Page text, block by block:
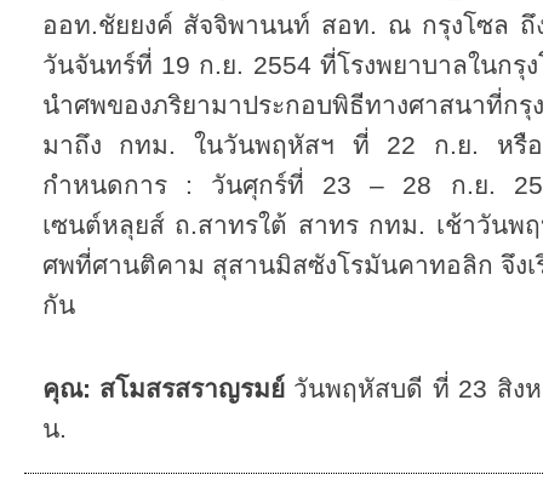
ออท.ชัยยงค์ สัจจิพานนท์ สอท. ณ กรุงโซล ถึ
วันจันทร์ที่ 19 ก.ย. 2554 ที่โรงพยาบาลในกรุ
นำศพของภริยามาประกอบพิธีทางศาสนาที่ก
มาถึง กทม. ในวันพฤหัสฯ ที่ 22 ก.ย. หรื
กำหนดการ : วันศุกร์ที่ 23 – 28 ก.ย.
เซนต์หลุยส์ ถ.สาทรใต้ สาทร กทม. เช้าวันพ
ศพที่ศานติคาม สุสานมิสซังโรมันคาทอลิก จึงเ
กัน
คุณ: สโมสรสราญรมย์ วันพฤหัสบดี ที่ 23 สิง
น.